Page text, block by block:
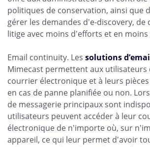
politiques de conservation, ainsi que
gérer les demandes d'e-discovery,
litige avec moins d'efforts et en moins
Email continuity. Les solutions
Mimecast permettent aux utilisateurs
courrier électronique et à leurs
en cas de panne planifiée ou non.
de messagerie principaux sont
utilisateurs peuvent accéder à leur
électronique de n'importe où, sur
appareil, ce qui leur permet d'avoir